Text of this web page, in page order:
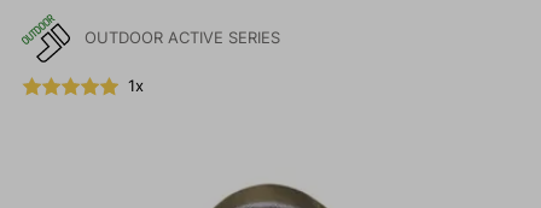
OUTDOOR ACTIVE SERIES
1x